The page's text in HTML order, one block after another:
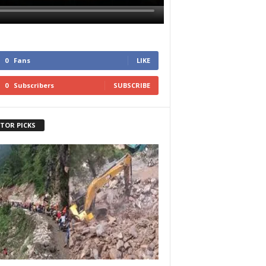
0 Fans LIKE
0 Subscribers SUBSCRIBE
PICKS